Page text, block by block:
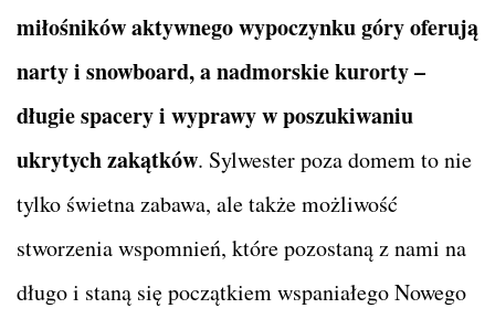
miłośników aktywnego wypoczynku góry oferują
narty i snowboard, a nadmorskie kurorty –
długie spacery i wyprawy w poszukiwaniu
ukrytych zakątków. Sylwester poza domem to nie
tylko świetna zabawa, ale także możliwość
stworzenia wspomnień, które pozostaną z nami na
długo i staną się początkiem wspaniałego Nowego